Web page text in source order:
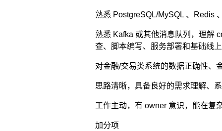
熟悉 PostgreSQL/MySQL 、Redis
熟悉 Kafka 或其他消息队列，理解
查、脚本编写、服务部署和基础线上
对金融/交易类系统的数据正确性、
思路清晰，具备良好的需求理解、
工作主动，有 owner 意识，能在复
加分项